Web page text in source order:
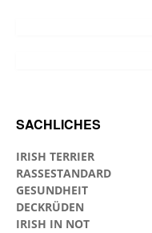
SACHLICHES
IRISH TERRIER
RASSESTANDARD
GESUNDHEIT
DECKRÜDEN
IRISH IN NOT